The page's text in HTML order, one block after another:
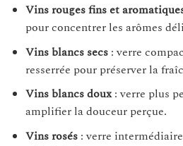
Vins rouges fins et
pour concentrer les arômes
Vins blancs secs: verre
resserrée pour préserver la
Vins blancs doux: verre plus
amplifier la douceur perçue.
Vins rosés: verre